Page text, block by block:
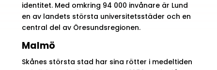
identitet. Med omkring 94 000 invånare är Lund
en av landets största universitetsstäder och en
central del av Öresundsregionen.
Malmö
Skånes största stad har sina rötter i medeltiden